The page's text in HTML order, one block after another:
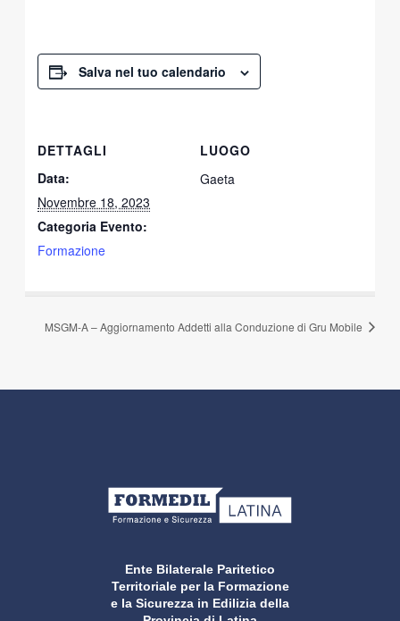
Salva nel tuo calendario
DETTAGLI
Data:
Novembre 18, 2023
Categoria Evento:
Formazione
LUOGO
Gaeta
MSGM-A – Aggiornamento Addetti alla Conduzione di Gru Mobile
Ente Bilaterale Paritetico
Territoriale per la Formazione
e la Sicurezza in Edilizia della